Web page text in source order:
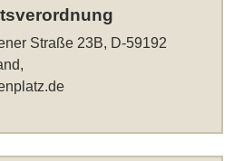
Straße 23B, D-59192